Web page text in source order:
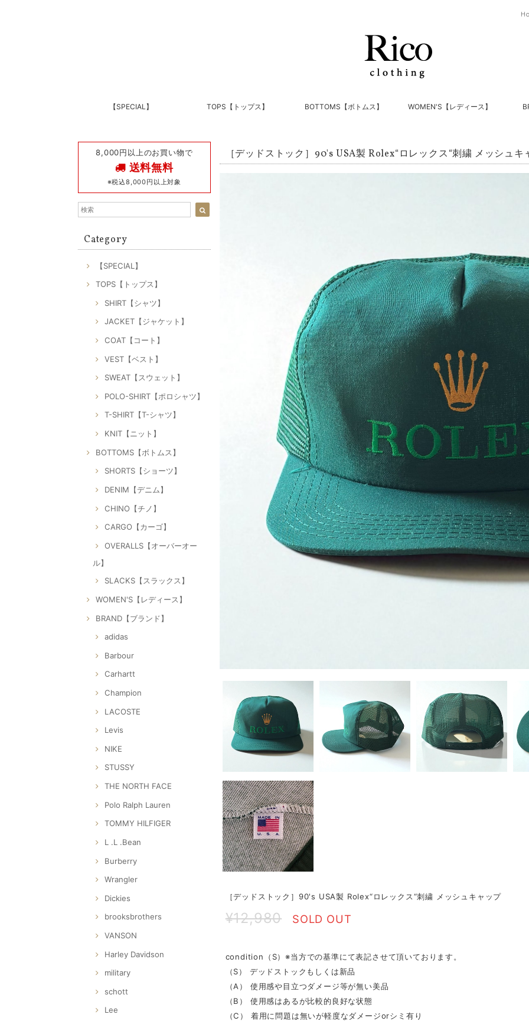
【SPECIAL】 TOPS【トップス】 BOTTOMS【ボトムス】 WOMEN'S【レディース】
8,000円以上のお買い物で
送料無料
※税込8,000円以上対象
Category
【SPECIAL】
TOPS【トップス】
SHIRT【シャツ】
JACKET【ジャケット】
COAT【コート】
VEST【ベスト】
SWEAT【スウェット】
POLO-SHIRT【ポロシャツ】
T-SHIRT【T-シャツ】
KNIT【ニット】
BOTTOMS【ボトムス】
SHORTS【ショーツ】
DENIM【デニム】
CHINO【チノ】
CARGO【カーゴ】
OVERALLS【オーバーオー
ル】
SLACKS【スラックス】
WOMEN'S【レディース】
BRAND【ブランド】
adidas
Barbour
Carhartt
Champion
LACOSTE
Levis
NIKE
STUSSY
THE NORTH FACE
Polo Ralph Lauren
TOMMY HILFIGER
L .L .Bean
Burberry
Wrangler
Dickies
brooksbrothers
VANSON
Harley Davidson
military
schott
Lee
［デッドストック］90's USA製 Rolex“ロレックス“刺繍 メッシュキ
［デッドストック］90's USA製 Rolex“ロレックス“刺繍 メッシュキャップ
¥12,980 SOLD OUT
condition（S）※当方での基準にて表記させて頂いております。
（S） デッドストックもしくは新品
（A） 使用感や目立つダメージ等が無い美品
（B） 使用感はあるが比較的良好な状態
（C） 着用に問題は無いが軽度なダメージorシミ有り